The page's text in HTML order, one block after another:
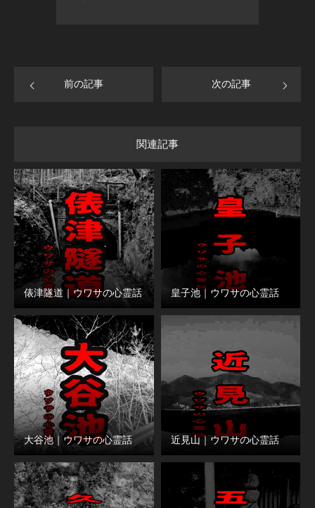
前の記事 次の記事
関連記事
俵津隧道｜ウワサの心霊話 皇子池｜ウワサの心霊話
大谷池｜ウワサの心霊話 近見山｜ウワサの心霊話